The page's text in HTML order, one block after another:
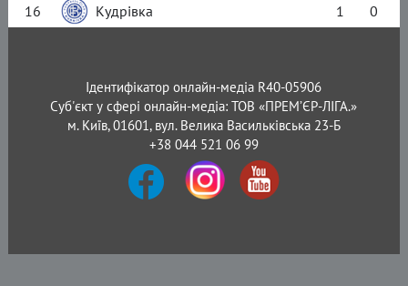
16
Кудрівка 1 0
Ідентифікатор онлайн-медіа R40-05906
Суб'єкт у сфері онлайн-медіа: ТОВ «ПРЕМ’ЄР-ЛІГА.»
м. Київ, 01601, вул. Велика Васильківська 23-Б
+38 044 521 06 99